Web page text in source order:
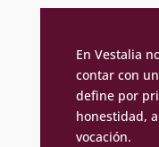
En Vestalia
contar con
define por
honestidad,
vocación.